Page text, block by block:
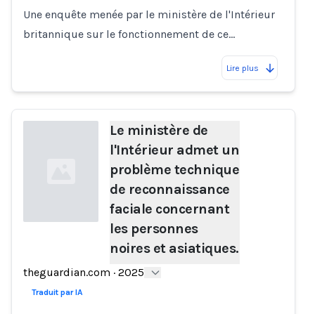
Une enquête menée par le ministère de l'Intérieur
britannique sur le fonctionnement de ce…
Lire plus
Le ministère de
l'Intérieur admet un
problème technique
de reconnaissance
faciale concernant
les personnes
noires et asiatiques.
theguardian.com · 2025
Traduit par IA